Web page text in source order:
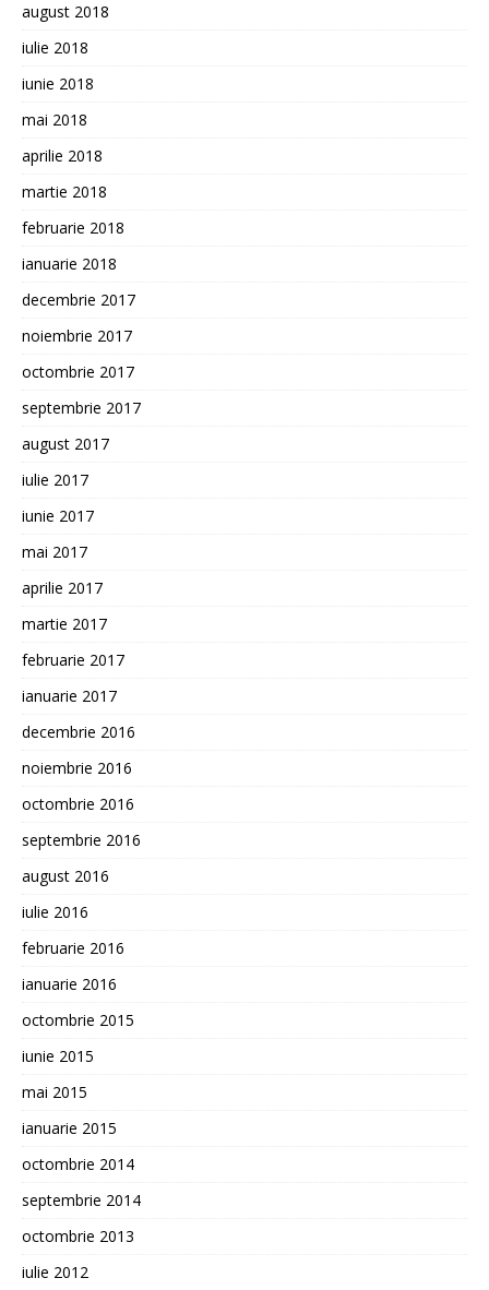
august 2018
iulie 2018
iunie 2018
mai 2018
aprilie 2018
martie 2018
februarie 2018
ianuarie 2018
decembrie 2017
noiembrie 2017
octombrie 2017
septembrie 2017
august 2017
iulie 2017
iunie 2017
mai 2017
aprilie 2017
martie 2017
februarie 2017
ianuarie 2017
decembrie 2016
noiembrie 2016
octombrie 2016
septembrie 2016
august 2016
iulie 2016
februarie 2016
ianuarie 2016
octombrie 2015
iunie 2015
mai 2015
ianuarie 2015
octombrie 2014
septembrie 2014
octombrie 2013
iulie 2012